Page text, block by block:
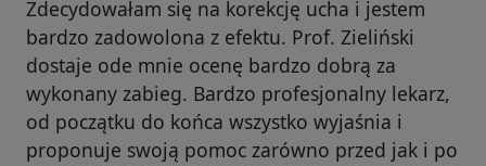
Zdecydowałam się na korekcję ucha i jestem
bardzo zadowolona z efektu. Prof. Zieliński
dostaje ode mnie ocenę bardzo dobrą za
wykonany zabieg. Bardzo profesjonalny lekarz,
od początku do końca wszystko wyjaśnia i
proponuje swoją pomoc zarówno przed jak i po